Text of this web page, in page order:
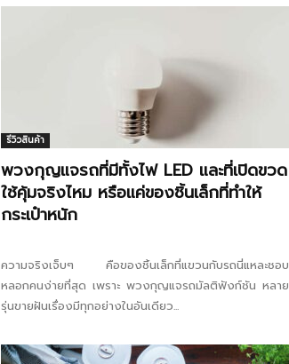
รีวิวสินค้า
พวงกุญแจรถที่มีทั้งไฟ LED และที่เปิดขวด
ใช้คุ้มจริงไหม หรือแค่ของชิ้นเล็กที่ทำให้
กระเป๋าหนัก
ความจริงเจ็บๆ คือของชิ้นเล็กที่แขวนกับรถนี่แหละชอบ
หลอกคนง่ายที่สุด เพราะ พวงกุญแจรถมัลติฟังก์ชัน หลาย
รุ่นขายฝันเรื่องมีทุกอย่างในอันเดียว...